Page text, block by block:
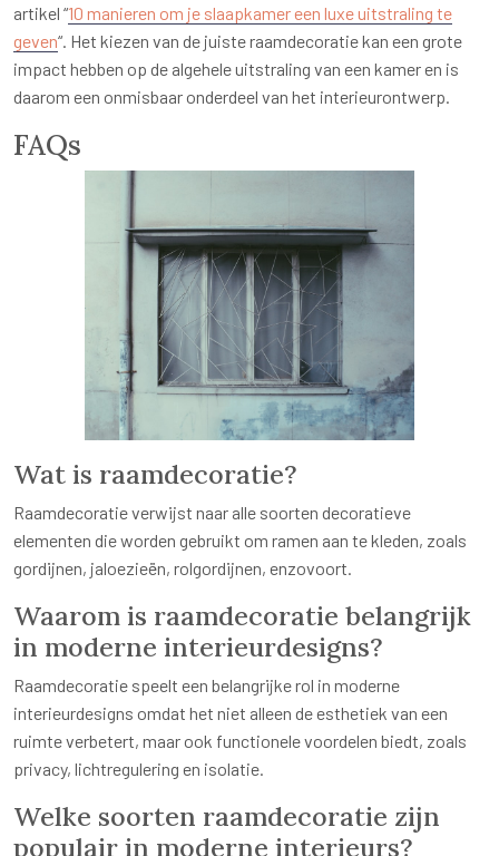
artikel “10 manieren om je slaapkamer een luxe uitstraling te
geven“. Het kiezen van de juiste raamdecoratie kan een grote
impact hebben op de algehele uitstraling van een kamer en is
daarom een onmisbaar onderdeel van het interieurontwerp.
FAQs
Wat is raamdecoratie?
Raamdecoratie verwijst naar alle soorten decoratieve
elementen die worden gebruikt om ramen aan te kleden, zoals
gordijnen, jaloezieën, rolgordijnen, enzovoort.
Waarom is raamdecoratie belangrijk
in moderne interieurdesigns?
Raamdecoratie speelt een belangrijke rol in moderne
interieurdesigns omdat het niet alleen de esthetiek van een
ruimte verbetert, maar ook functionele voordelen biedt, zoals
privacy, lichtregulering en isolatie.
Welke soorten raamdecoratie zijn
populair in moderne interieurs?